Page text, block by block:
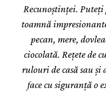
Recunoștinței. Puteți
toamnă
pecan, mere,
ciocolată. Rețete de
rulouri de casă sau și
face cu siguranță o